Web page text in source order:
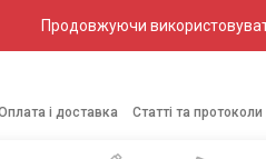
Продовжуючи
і доставка Статті та